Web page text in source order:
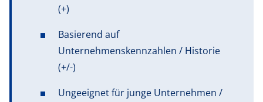
(+)
Basierend auf
Unternehmenskennzahlen / Historie
(+/-)
Ungeeignet für junge Unternehmen /